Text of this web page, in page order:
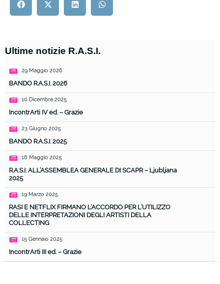
Ultime notizie R.A.S.I.
29 Maggio 2026
BANDO R.A.S.I. 2026
10 Dicembre 2025
IncontrArti IV ed. – Grazie
23 Giugno 2025
BANDO R.A.S.I. 2025
16 Maggio 2025
R.A.S.I. ALL’ASSEMBLEA GENERALE DI SCAPR – Ljubljana
2025
19 Marzo 2025
RASI E NETFLIX FIRMANO L’ACCORDO PER L’UTILIZZO
DELLE INTERPRETAZIONI DEGLI ARTISTI DELLA
COLLECTING
15 Gennaio 2025
IncontrArti III ed. – Grazie